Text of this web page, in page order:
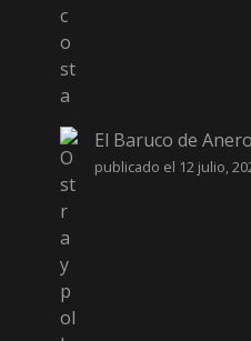
El Baruco de
publicado el 12 julio,